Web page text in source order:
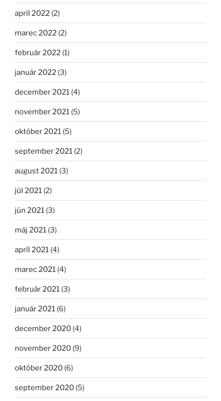
apríl 2022 (2)
marec 2022 (2)
február 2022 (1)
január 2022 (3)
december 2021 (4)
november 2021 (5)
október 2021 (5)
september 2021 (2)
august 2021 (3)
júl 2021 (2)
jún 2021 (3)
máj 2021 (3)
apríl 2021 (4)
marec 2021 (4)
február 2021 (3)
január 2021 (6)
december 2020 (4)
november 2020 (9)
október 2020 (6)
september 2020 (5)